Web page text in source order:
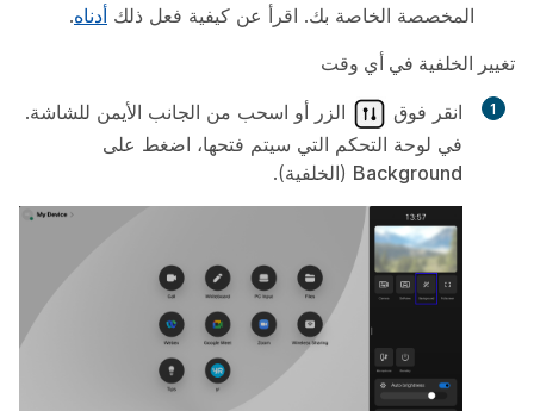
المخصصة الخاصة بك. اقرأ عن كيفية فعل ذلك أدناه.
تغيير الخلفية في أي وقت
انقر فوق
الزر أو اسحب من الجانب الأيمن للشاشة.
في لوحة التحكم التي سيتم فتحها، اضغط على
Background (الخلفية).